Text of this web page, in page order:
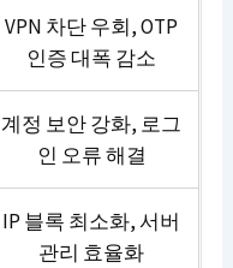
VPN 차단 우회, OTP
인증 대폭 감소
계정 보안 강화, 로그
인 오류 해결
IP 블록 최소화, 서버
관리 효율화